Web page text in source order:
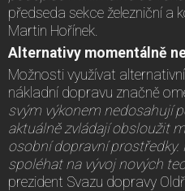
předseda sekce železniční a
Martin Hořínek.
Alternativy momentálně
Možnosti využívat
nákladní dopravu značně
svým výkonem nedosahují
aktuálně zvládají obsloužit
osobní dopravní
spoléhat na vývoj nových
prezident Svazu dopravy